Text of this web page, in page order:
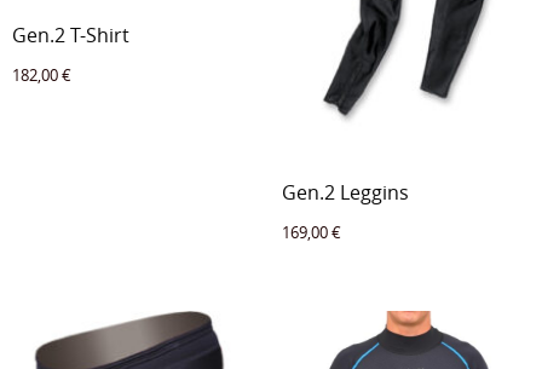
Gen.2 T-Shirt
182,00€
Gen.2 Leggins
169,00€